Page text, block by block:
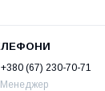
+380 (67) 230-70-71
Менеджер